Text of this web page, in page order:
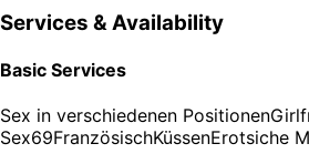
Services & Availability
Basic Services
Sex in verschiedenen Positionen
Sex69FranzösischKüssenErotsiche